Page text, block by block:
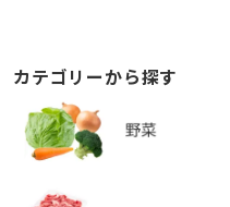
カテゴリーから探す